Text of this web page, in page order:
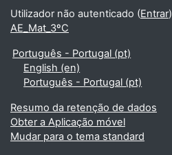
Utilizador não autenticado (Entrar)
AE_Mat_3ºC
Português - Portugal ‎(pt)‎
English ‎(en)‎
Português - Portugal ‎(pt)‎
Resumo da retenção de dados
Obter a Aplicação móvel
Mudar para o tema standard